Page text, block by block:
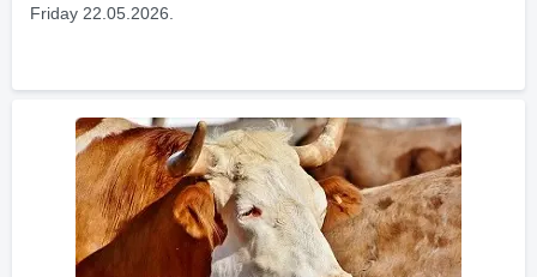
Friday 22.05.2026.